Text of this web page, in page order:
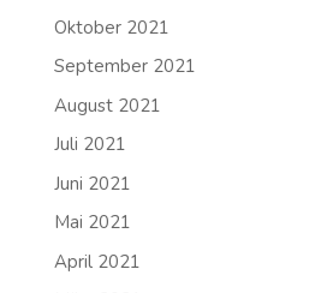
Oktober 2021
September 2021
August 2021
Juli 2021
Juni 2021
Mai 2021
April 2021